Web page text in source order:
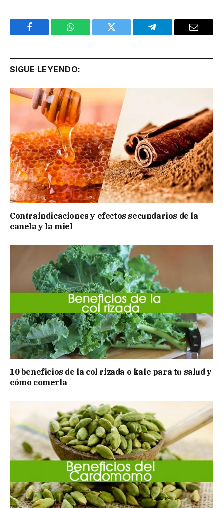
Facebook WhatsApp Twitter Telegram Email
SIGUE LEYENDO:
Contraindicaciones y efectos secundarios de la
canela y la miel
10 beneficios de la col rizada o kale para tu salud y
cómo comerla